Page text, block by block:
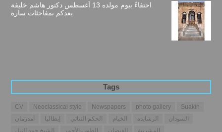
احتفاءً بيوم مولده 13 أغسطس دكتور هاشم خليفة
يعدكم بمفاجئات سارة
Tags
CV Neoclassical style Newspapers photo gallery
Suakin
أمدرمان
إيطاليا الحكم الثنائي الخيام الرشايدة
السودان
الشيخ حمد النيل
الطوب الأحمر الفيضان
المشربية